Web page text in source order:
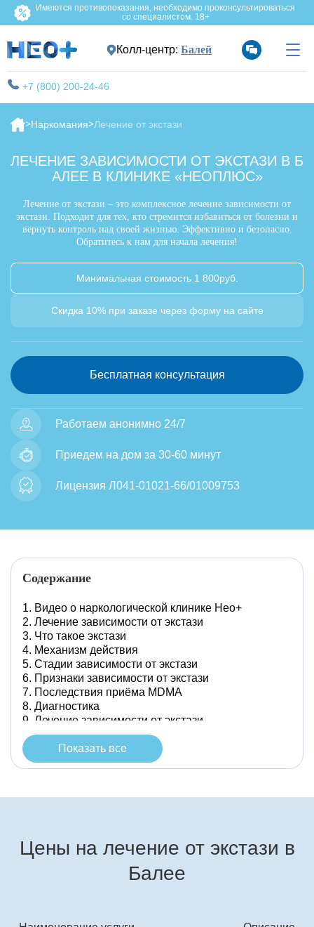
Имеются противопоказания, необходимо проконсультироваться
со специалистом. 18+
Колл-центр:Балей
+7 (800) 200-24-46
Наркомания Лечение от экстази
ЛЕЧЕНИЕ ЗАВИСИМОСТИ ОТ ЭКСТАЗИ В Б
АЛЕЕ В КЛИНИКЕ «НЕОПЛЮС»
Лечение от экстази – это комплексное лечение зависимости от
экстази. Подходит для тех, кто стремится избавиться от болезни и
вернуть контроль над своей жизнью. Эффективно и безопасно.
Обратитесь к нам для начала лечения!
Минимальная стоимость 1 800руб.
Скидка 10% при заказе через форму на сайте
Бесплатная консультация
Работаем анонимно 24/7
Приедем на дом за 30-60 минут
Лицензия Л041-01021-66/01009753
Содержание
Видео о наркологической клинике Нео+
Лечение зависимости от экстази
Что такое экстази
Механизм действия
Стадии зависимости от экстази
Признаки зависимости от экстази
Последствия приёма MDMA
Диагностика
Лечение зависимости от экстази
Заключение
Показать все
Цены на лечение от экстази в
Балее